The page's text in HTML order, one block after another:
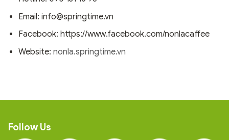
Email: info@springtime.vn
Facebook: https://www.facebook.com/nonlacaffee
Website: nonla.springtime.vn
Follow Us